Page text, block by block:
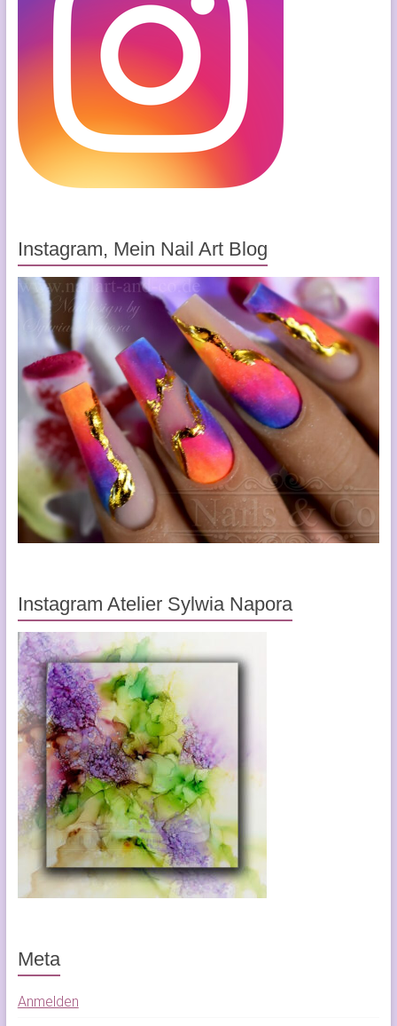
Instagram, Mein Nail Art Blog
Instagram Atelier Sylwia Napora
Meta
Anmelden